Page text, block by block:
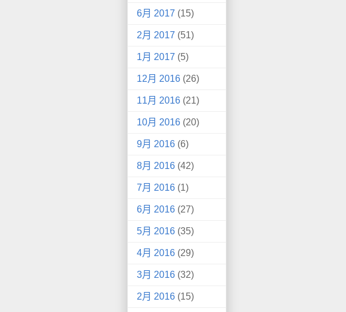
6月 2017 (15)
2月 2017 (51)
1月 2017 (5)
12月 2016 (26)
11月 2016 (21)
10月 2016 (20)
9月 2016 (6)
8月 2016 (42)
7月 2016 (1)
6月 2016 (27)
5月 2016 (35)
4月 2016 (29)
3月 2016 (32)
2月 2016 (15)